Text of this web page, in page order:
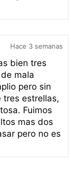
Hace 3 semanas
bien tres
mala
pero sin
tres estrellas,
Fuimos
mas dos
pero no es